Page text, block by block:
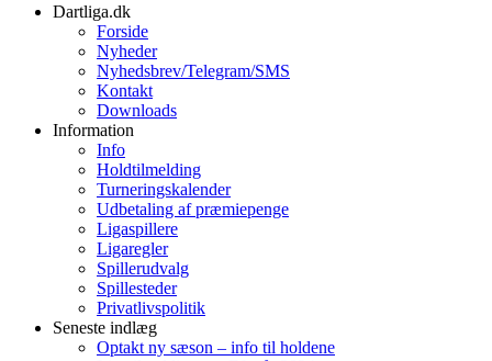
Dartliga.dk
Forside
Nyheder
Nyhedsbrev/Telegram/SMS
Kontakt
Downloads
Information
Info
Holdtilmelding
Turneringskalender
Udbetaling af præmiepenge
Ligaspillere
Ligaregler
Spillerudvalg
Spillesteder
Privatlivspolitik
Seneste indlæg
Optakt ny sæson – info til holdene